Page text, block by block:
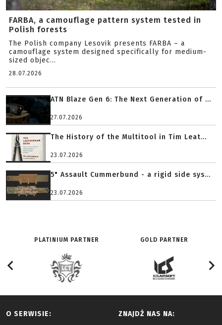
FARBA, a camouflage pattern system tested in
Polish forests
The Polish company Lesovik presents FARBA – a
camouflage system designed specifically for medium-
sized objec...
28.07.2026
ATN Blaze Gen 6: The Next Generation of ...
27.07.2026
The History of the Multitool in Tim Leat...
23.07.2026
5" Assault Cummerbund - a rigid side sys...
23.07.2026
PLATINIUM PARTNER GOLD PARTNER
O SERWISIE: ZNAJDŹ NAS NA: